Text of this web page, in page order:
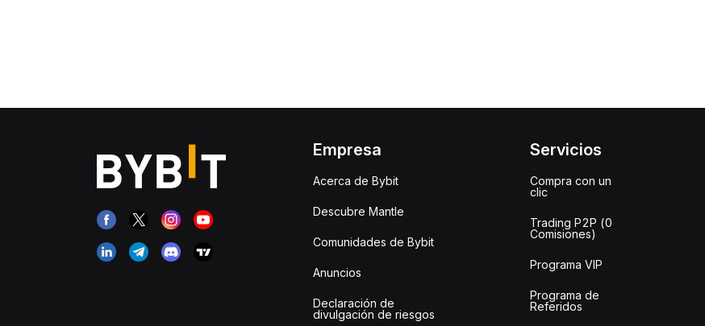
Empresa
Acerca de Bybit
Descubre Mantle
Comunidades de Bybit
Anuncios
Declaración de
divulgación de riesgos
Servicios
Compra con un
clic
Trading P2P (0
Comisiones)
Programa VIP
Programa de
Referidos